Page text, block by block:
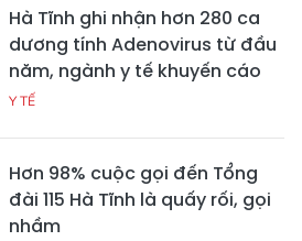
Hà Tĩnh ghi nhận hơn 280 ca
dương tính Adenovirus từ đầu
năm, ngành y tế khuyến cáo
Y TẾ
Hơn 98% cuộc gọi đến Tổng
đài 115 Hà Tĩnh là quấy rối, gọi
nhầm